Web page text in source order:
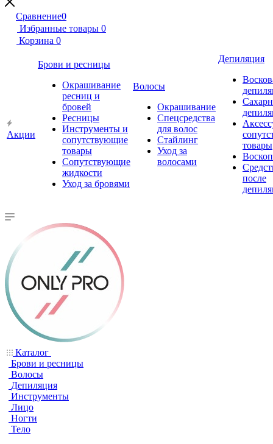
Сравнение0
Избранные товары 0
Корзина 0
Акции
Брови и ресницы
Окрашивание
ресниц и
бровей
Ресницы
Инструменты и
сопутствующие
товары
Сопутствующие
жидкости
Уход за бровями
Волосы
Окрашивание
Спецсредства
для волос
Стайлинг
Уход за
волосами
Депиляция
товары
после
Каталог
Брови и ресницы
Волосы
Депиляция
Инструменты
Лицо
Ногти
Тело